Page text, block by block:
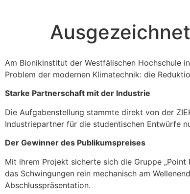
Am Bionikinstitut der Westfälischen Hochschule
Problem der modernen Klimatechnik: die
Starke Partnerschaft mit der Industrie
Die Aufgabenstellung stammte direkt von der
Industriepartner für die studentischen Entwürfe
Der Gewinner des Publikumspreises
Mit ihrem Projekt sicherte sich die Gruppe
das Schwingungen rein mechanisch am
Abschlusspräsentation.